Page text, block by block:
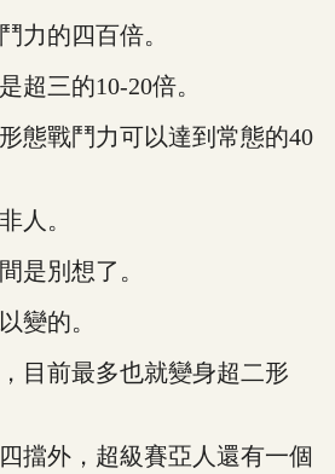
的四百倍。
三的10-20倍。
戰鬥力可以達到常態的40
。
別想了。
的。
前最多也就變身超二形
外，超級賽亞人還有一個